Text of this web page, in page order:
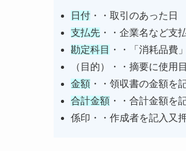
日付 ・・取引のあった日
支払先 ・・企業名など支
勘定科目
・・「消耗品費
（目的）・・摘要に使用
金額 ・・領収書の金額を
合計金額 ・・合計金額を
係印・・作成者を記入又